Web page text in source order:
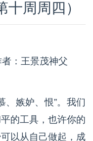
周周四）
者：王景茂神父
、嫉妒、恨”。我们
的工具，也许你的
以从自己做起，成